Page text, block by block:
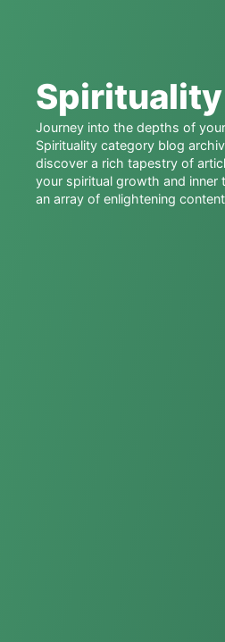
Spirituality
Journey into the depths of
Spirituality category blog
discover a rich tapestry of
your spiritual growth and inner
an array of enlightening